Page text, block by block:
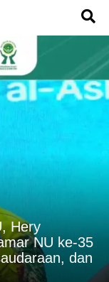
Hery
NU ke-35
dan